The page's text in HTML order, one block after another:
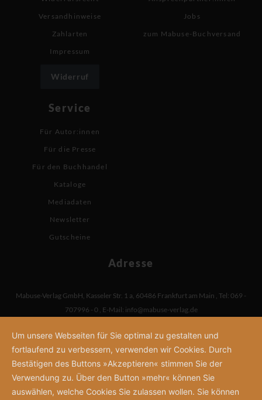
Versandhinweise
Zahlarten
Impressum
Widerruf
Jobs
zum Mabuse-Buchversand
Service
Für Autor:innen
Für die Presse
Für den Buchhandel
Kataloge
Mediadaten
Newsletter
Gutscheine
Adresse
Mabuse-Verlag GmbH, Kasseler Str. 1 a, 60486 Frankfurt am Main , Tel: 069 -
707996 - 0 , E-Mail: info@mabuse-verlag.de
Um unsere Webseiten für Sie optimal zu gestalten und
fortlaufend zu verbessern, verwenden wir Cookies. Durch
Bestätigen des Buttons »Akzeptieren« stimmen Sie der
Verwendung zu. Über den Button »mehr« können Sie
auswählen, welche Cookies Sie zulassen wollen. Sie können